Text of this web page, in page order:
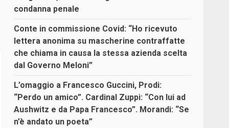
condanna penale
Conte in commissione Covid: “Ho ricevuto
lettera anonima su mascherine contraffatte
che chiama in causa la stessa azienda scelta
dal Governo Meloni”
L’omaggio a Francesco Guccini, Prodi:
“Perdo un amico”. Cardinal Zuppi: “Con lui ad
Aushwitz e da Papa Francesco”. Morandi: “Se
n’è andato un poeta”